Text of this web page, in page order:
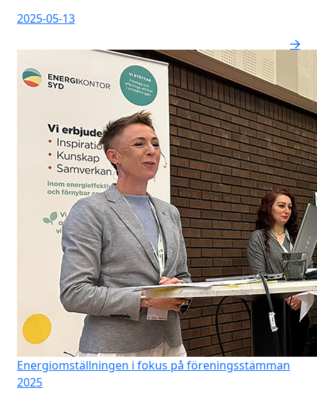
2025-05-13
Energiomställningen i fokus på föreningsstämman
2025